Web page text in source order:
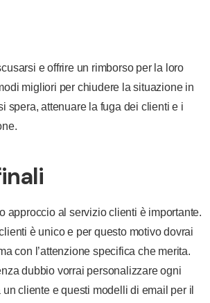
e offrire un rimborso per la loro
migliori per chiudere la situazione in
spera, attenuare la fuga dei clienti e i
approccio al servizio clienti è importante.
è unico e per questo motivo dovrai
con l’attenzione specifica che merita.
dubbio vorrai personalizzare ogni
cliente e questi modelli di email per il